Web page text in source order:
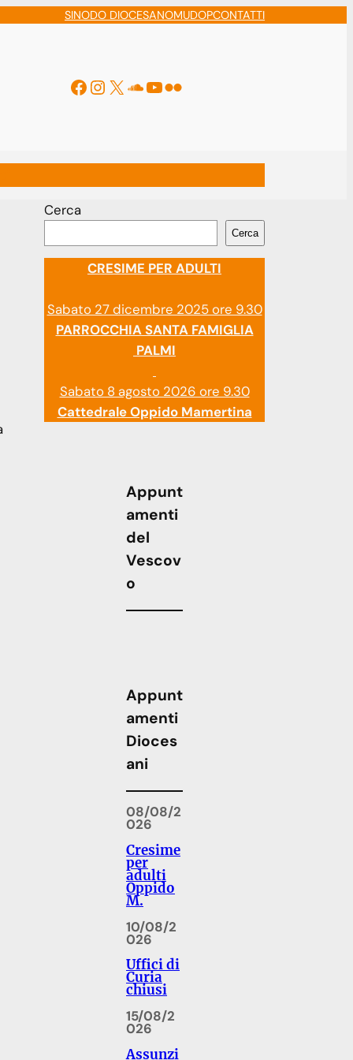
SINODO DIOCESANOMUDOPCONTATTI
Facebook
Instagram
X Soundcloud
YouTube
Flickr
Cerca
Cerca
CRESIME PER ADULTI
Sabato 27 dicembre 2025 ore 9.30
PARROCCHIA SANTA FAMIGLIA
PALMI
Sabato 8 agosto 2026 ore 9.30
Cattedrale Oppido Mamertina
Appunt
amenti
del
Vescov
o
Appunt
amenti
Dioces
ani
08/08/2
026
Cresime
per
adulti
Oppido
M.
10/08/2
026
Uffici di
Curia
chiusi
15/08/2
026
Assunzi